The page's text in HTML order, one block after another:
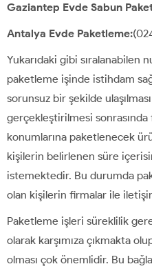
Gaziantep Evde Sabun
Antalya Evde Paketleme:
Yukarıdaki gibi sıralanabilen
paketleme işinde istihdam
sorunsuz bir şekilde
gerçekleştirilmesi
konumlarına paketlenecek
kişilerin belirlenen süre
istemektedir. Bu durumda
olan kişilerin firmalar ile
Paketleme işleri süreklilik
olarak karşımıza çıkmakta
olması çok önemlidir. Bu